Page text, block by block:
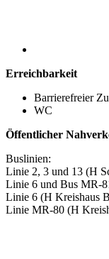
Erreichbarkeit
Barrierefreier
WC
Öffentlicher
Buslinien:
Linie 2, 3 und 13 (H
Linie 6 und Bus MR-
Linie 6 (H Kreishaus
Linie MR-80 (H